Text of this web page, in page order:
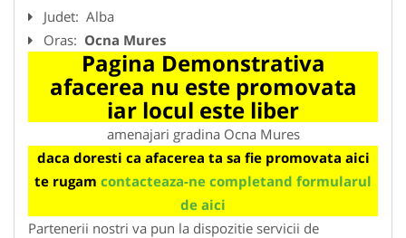
Judet: Alba
Oras: Ocna Mures
Pagina Demonstrativa
afacerea nu este promovata
iar locul este liber
amenajari gradina Ocna Mures
daca doresti ca afacerea ta sa fie promovata aici
te rugam contacteaza-ne completand formularul
de aici
Partenerii nostri va pun la dispozitie servicii de